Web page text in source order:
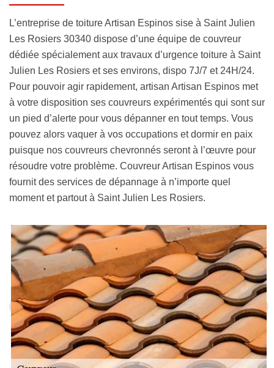
L’entreprise de toiture Artisan Espinos sise à Saint Julien
Les Rosiers 30340 dispose d’une équipe de couvreur
dédiée spécialement aux travaux d’urgence toiture à Saint
Julien Les Rosiers et ses environs, dispo 7J/7 et 24H/24.
Pour pouvoir agir rapidement, artisan Artisan Espinos met
à votre disposition ses couvreurs expérimentés qui sont sur
un pied d’alerte pour vous dépanner en tout temps. Vous
pouvez alors vaquer à vos occupations et dormir en paix
puisque nos couvreurs chevronnés seront à l’œuvre pour
résoudre votre problème. Couvreur Artisan Espinos vous
fournit des services de dépannage à n’importe quel
moment et partout à Saint Julien Les Rosiers.